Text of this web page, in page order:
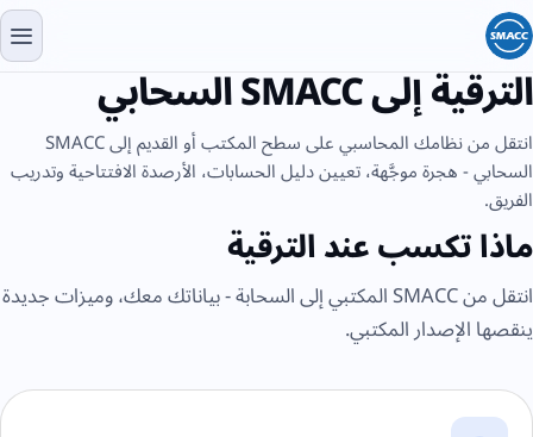
الترقية إلى SMACC السحابي
انتقل من نظامك المحاسبي على سطح المكتب أو القديم إلى SMACC
السحابي - هجرة موجَّهة، تعيين دليل الحسابات، الأرصدة الافتتاحية وتدريب
الفريق.
ماذا تكسب عند الترقية
انتقل من SMACC المكتبي إلى السحابة - بياناتك معك، وميزات جديدة
ينقصها الإصدار المكتبي.